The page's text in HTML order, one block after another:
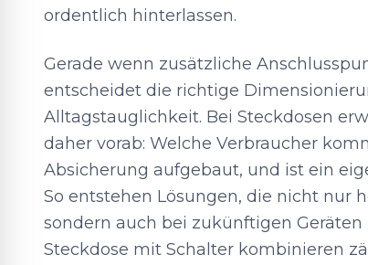
ordentlich hinterlassen.
Gerade wenn zusätzliche
entscheidet die richtige
Alltagstauglichkeit. Bei Steckdosen
daher vorab: Welche Verbraucher
Absicherung aufgebaut, und ist ein
So entstehen Lösungen, die nicht nur
sondern auch bei zukünftigen Geräten
Steckdose mit Schalter kombinieren